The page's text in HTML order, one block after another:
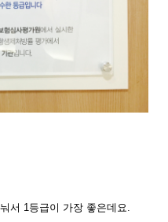
서 1등급이 가장 좋은데요.